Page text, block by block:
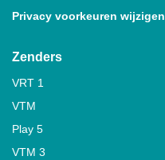
Privacy voorkeuren wijzigen
Zenders
VRT 1
VTM
Play 5
VTM 3